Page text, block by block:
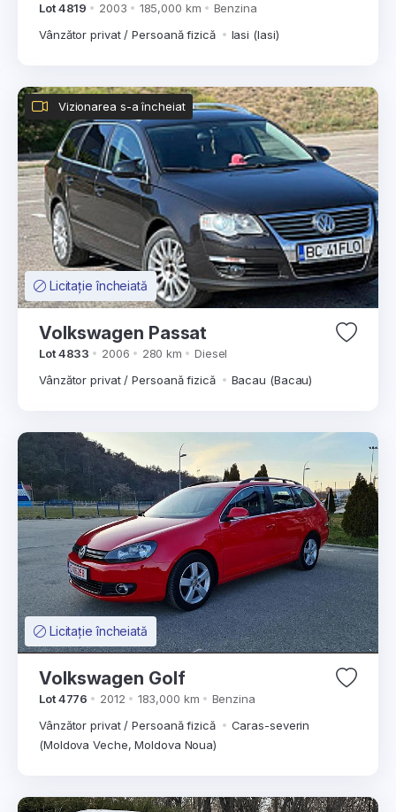
Lot 4819 2003 185,000 km
Benzina
Vânzător privat / Persoană fizică
Iasi (Iasi)
Licitație încheiată
Vizionarea s-a încheiat
Volkswagen Passat
Lot 4833 2006 280 km
Diesel
Vânzător privat / Persoană fizică
Bacau (Bacau)
Licitație încheiată
Volkswagen Golf
Lot 4776 2012 183,000 km
Benzina
Vânzător privat / Persoană fizică
Caras-severin
(Moldova Veche, Moldova Noua)